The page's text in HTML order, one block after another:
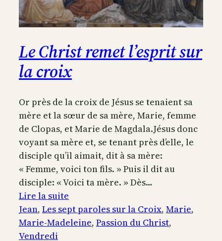
Le Christ remet l’esprit sur
la croix
Or près de la croix de Jésus se tenaient sa
mère et la sœur de sa mère, Marie, femme
de Clopas, et Marie de Magdala.Jésus donc
voyant sa mère et, se tenant près d’elle, le
disciple qu’il aimait, dit à sa mère:
« Femme, voici ton fils. » Puis il dit au
disciple: « Voici ta mère. » Dès…
Lire la suite
Le
Christ
Jean, Les sept paroles sur la Croix, Marie
Marie-Madeleine, Passion du Christ
Vendredi